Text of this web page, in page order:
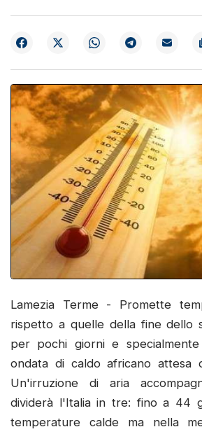
Lamezia Terme - Promette
rispetto a quelle della fine dello
per pochi giorni e
ondata di caldo africano attesa
Un'irruzione di aria
dividerà l'Italia in tre: fino a 44
temperature calde ma nella